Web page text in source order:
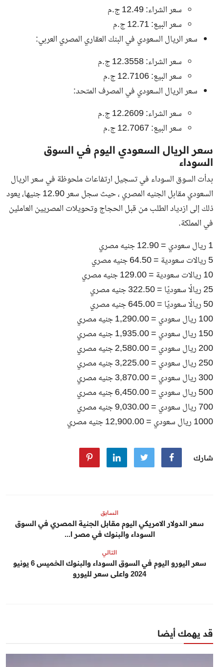
سعر الشراء: 12.49 ج.م
سعر البيع: 12.71 ج.م
سعر الريال السعودي في البنك العقاري المصري العربي:
سعر الشراء: 12.3558 ج.م
سعر البيع: 12.7106 ج.م
سعر الريال السعودي في المصرف المتحد:
سعر الشراء: 12.2609 ج.م
سعر البيع: 12.7067 ج.م
سعر الريال السعودي اليوم في السوق
السوداء
بدأت السوق السوداء في تسجيل ارتفاعات ملحوظة في سعر الريال
السعودي مقابل الجنيه المصري ، حيث سجل سعر 12.90 جنيها، يعود
ذلك إلى ازدياد الطلب من قبل الحجاج وتحويلات المصريين العاملين
في المملكة.
1 ريال سعودي = 12.90 جنيه مصري
5 ريالات سعودية = 64.50 جنيه مصري
10 ريالات سعودية = 129.00 جنيه مصري
25 ريالًا سعوديًا = 322.50 جنيه مصري
50 ريالًا سعوديًا = 645.00 جنيه مصري
100 ريال سعودي = 1,290.00 جنيه مصري
150 ريال سعودي = 1,935.00 جنيه مصري
200 ريال سعودي = 2,580.00 جنيه مصري
250 ريال سعودي = 3,225.00 جنيه مصري
300 ريال سعودي = 3,870.00 جنيه مصري
500 ريال سعودي = 6,450.00 جنيه مصري
700 ريال سعودي = 9,030.00 جنيه مصري
1000 ريال سعودي = 12,900.00 جنيه مصري
شارك
السابق
سعر الدولار الامريكي اليوم مقابل الجنية المصري في السوق
السوداء والبنوك في مصر ا...
التالي
سعر اليورو اليوم في السوق السوداء والبنوك الخميس 6 يونيو
2024 واعلى سعر لليورو
قد يهمك أيضا